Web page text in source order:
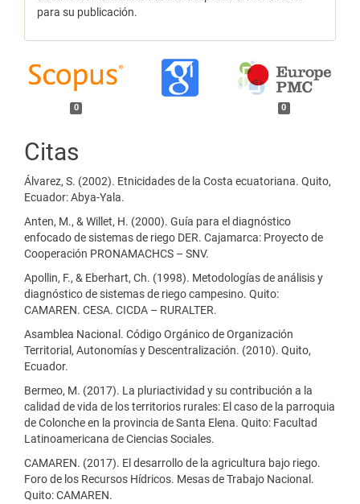
para su publicación.
0 0
Citas
Álvarez, S. (2002). Etnicidades de la Costa ecuatoriana. Quito,
Ecuador: Abya-Yala.
Anten, M., & Willet, H. (2000). Guía para el diagnóstico
enfocado de sistemas de riego DER. Cajamarca: Proyecto de
Cooperación PRONAMACHCS – SNV.
Apollin, F., & Eberhart, Ch. (1998). Metodologías de análisis y
diagnóstico de sistemas de riego campesino. Quito:
CAMAREN. CESA. CICDA – RURALTER.
Asamblea Nacional. Código Orgánico de Organización
Territorial, Autonomías y Descentralización. (2010). Quito,
Ecuador.
Bermeo, M. (2017). La pluriactividad y su contribución a la
calidad de vida de los territorios rurales: El caso de la parroquia
de Colonche en la provincia de Santa Elena. Quito: Facultad
Latinoamericana de Ciencias Sociales.
CAMAREN. (2017). El desarrollo de la agricultura bajo riego.
Foro de los Recursos Hídricos. Mesas de Trabajo Nacional.
Quito: CAMAREN.